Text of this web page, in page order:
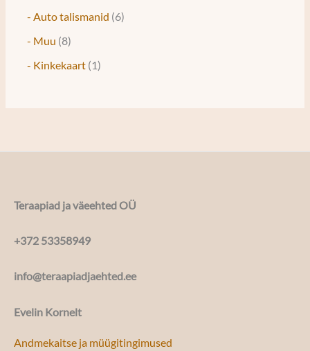
- Auto talismanid 6
- Muu 8
- Kinkekaart 1
Teraapiad ja väeehted OÜ
+372 53358949
info@teraapiadjaehted.ee
Evelin Kornelt
Andmekaitse ja müügitingimused